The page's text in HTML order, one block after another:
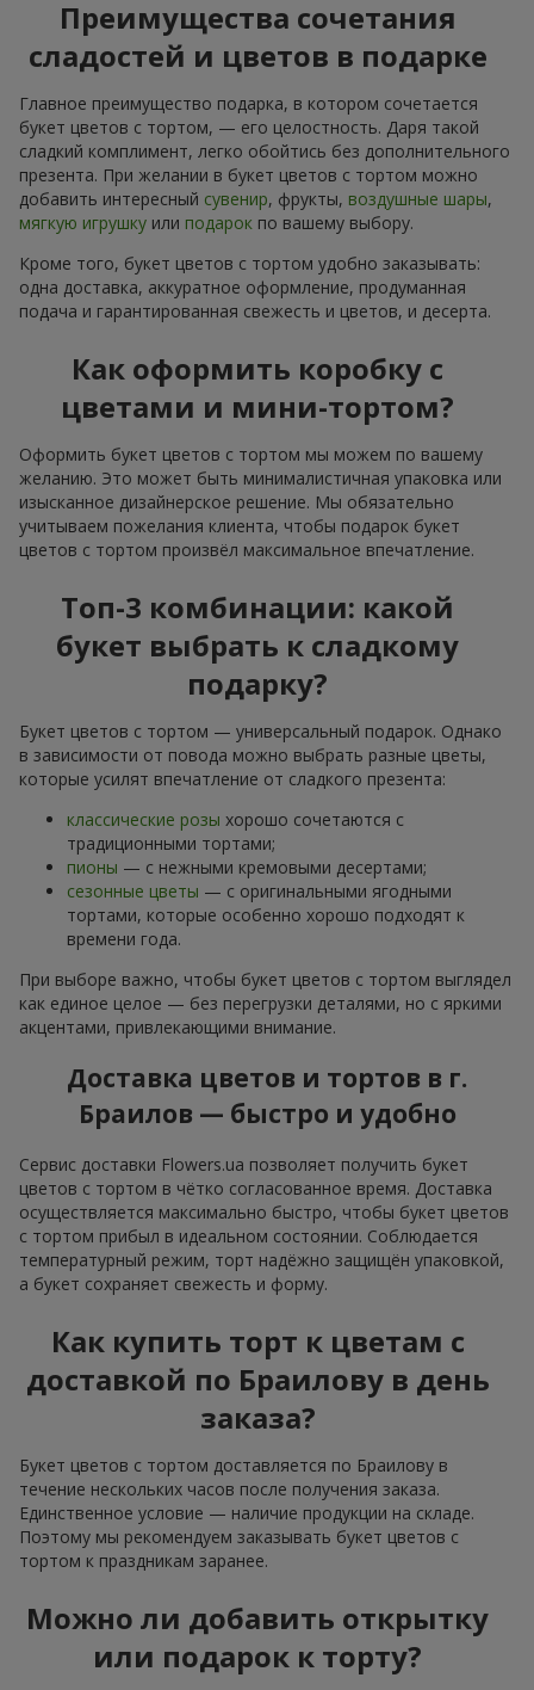
Преимущества сочетания
сладостей и цветов в подарке
Главное преимущество подарка, в котором сочетается
букет цветов с тортом, — его целостность. Даря такой
сладкий комплимент, легко обойтись без дополнительного
презента. При желании в букет цветов с тортом можно
добавить интересный сувенир, фрукты, воздушные шары,
мягкую игрушку или подарок по вашему выбору.
Кроме того, букет цветов с тортом удобно заказывать:
одна доставка, аккуратное оформление, продуманная
подача и гарантированная свежесть и цветов, и десерта.
Как оформить коробку с
цветами и мини-тортом?
Оформить букет цветов с тортом мы можем по вашему
желанию. Это может быть минималистичная упаковка или
изысканное дизайнерское решение. Мы обязательно
учитываем пожелания клиента, чтобы подарок букет
цветов с тортом произвёл максимальное впечатление.
Топ-3 комбинации: какой
букет выбрать к сладкому
подарку?
Букет цветов с тортом — универсальный подарок. Однако
в зависимости от повода можно выбрать разные цветы,
которые усилят впечатление от сладкого презента:
классические розы хорошо сочетаются с
традиционными тортами;
пионы — с нежными кремовыми десертами;
сезонные цветы — с оригинальными ягодными
тортами, которые особенно хорошо подходят к
времени года.
При выборе важно, чтобы букет цветов с тортом выглядел
как единое целое — без перегрузки деталями, но с яркими
акцентами, привлекающими внимание.
Доставка цветов и тортов в г.
Браилов — быстро и удобно
Сервис доставки Flowers.ua позволяет получить букет
цветов с тортом в чётко согласованное время. Доставка
осуществляется максимально быстро, чтобы букет цветов
с тортом прибыл в идеальном состоянии. Соблюдается
температурный режим, торт надёжно защищён упаковкой,
а букет сохраняет свежесть и форму.
Как купить торт к цветам с
доставкой по Браилову в день
заказа?
Букет цветов с тортом доставляется по Браилову в
течение нескольких часов после получения заказа.
Единственное условие — наличие продукции на складе.
Поэтому мы рекомендуем заказывать букет цветов с
тортом к праздникам заранее.
Можно ли добавить открытку
или подарок к торту?